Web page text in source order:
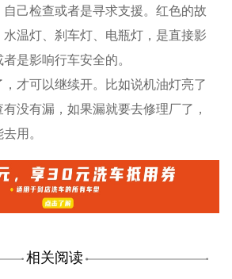
己检查或者是寻求支援。红色的故
温灯、刹车灯、电瓶灯，是直接影
是影响行车安全的。
才可以继续开。比如说机油灯亮了
没有漏，如果漏就要去修理厂了，
用。
相关阅读